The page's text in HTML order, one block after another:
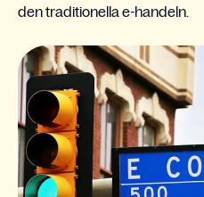
den traditionella e-handeln.